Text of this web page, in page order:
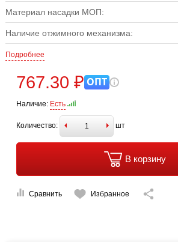
Материал насадки МОП:
Наличие отжимного механизма:
Подробнее
767.30 ₽ ОПТ
Наличие: Есть
Количество: шт
В корзину
Сравнить Избранное